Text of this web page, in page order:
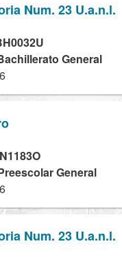
Num. 23 U.a.n.l.
General
General
Num. 23 U.a.n.l.